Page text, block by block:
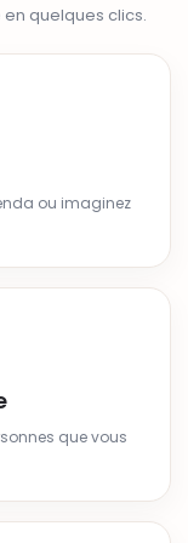
quelques clics.
ou imaginez
que vous